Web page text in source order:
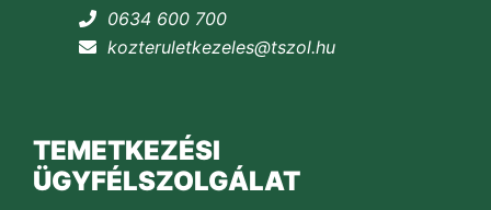
0634 600 700
kozteruletkezeles@tszol.hu
TEMETKEZÉSI
ÜGYFÉLSZOLGÁLAT